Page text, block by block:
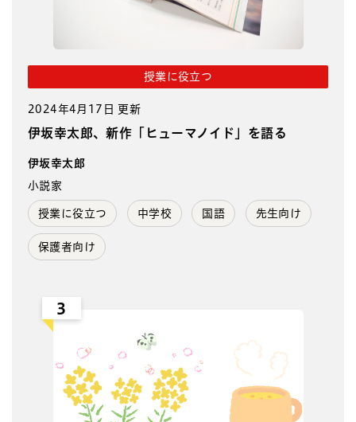
授業に役立つ
2024年4月17日 更新
伊坂幸太郎、新作「ヒューマノイド」を語る
伊坂幸太郎
小説家
授業に役立つ 中学校 国語 先生向け
保護者向け
3